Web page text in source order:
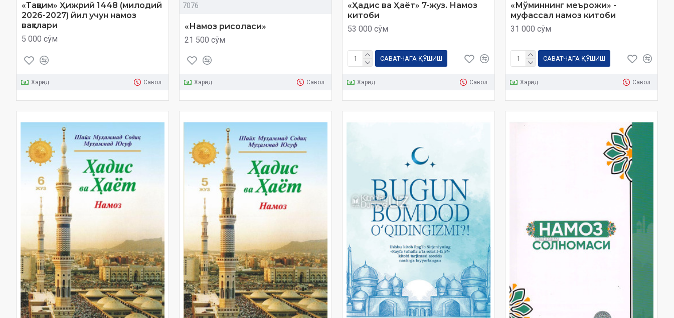
«Тақвим» Ҳижрий 1448 (милодий
2026-2027) йил учун намоз
вақтлари
5 000 сўм
Харид Савол
7076
«Намоз рисоласи»
21 500 сўм
Харид Савол
«Ҳадис ва Ҳаёт» 7-жуз. Намоз
китоби
53 000 сўм
САВАТЧАГА ҚЎШИШ
Харид Савол
«Мўминнинг меърожи» -
муфассал намоз китоби
31 000 сўм
САВАТЧАГА ҚЎШИШ
Харид Савол